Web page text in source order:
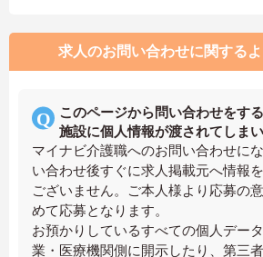
求人のお問い合わせに関する
このページから問い合わせをす
施設に個人情報が渡されてしま
マイナビ介護職へのお問い合わせに
い合わせ後すぐに求人掲載元へ情報
ございません。ご本人様より応募の
めて応募となります。
お預かりしているすべての個人デー
業・医療機関側に開示したり、第三